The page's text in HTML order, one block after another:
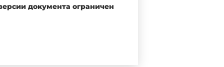
документа ограничен